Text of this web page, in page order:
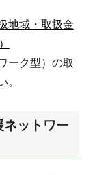
地域・取扱金
ーク型）の取
。
ットワー